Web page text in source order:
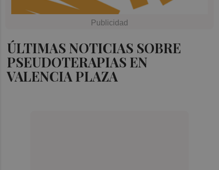
ÚLTIMAS NOTICIAS SOBRE
PSEUDOTERAPIAS EN
VALENCIA PLAZA